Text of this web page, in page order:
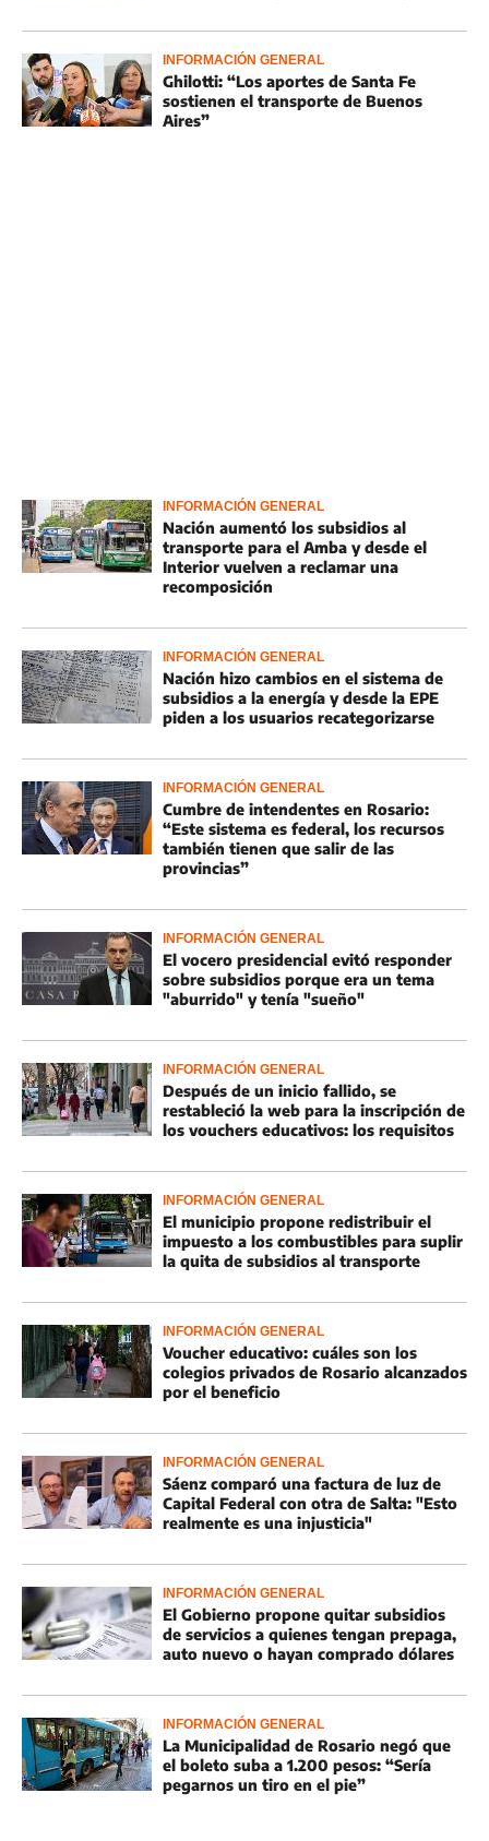
INFORMACIÓN GENERAL
Ghilotti: “Los aportes de Santa Fe
sostienen el transporte de Buenos
Aires”
INFORMACIÓN GENERAL
Nación aumentó los subsidios al
transporte para el Amba y desde el
Interior vuelven a reclamar una
recomposición
INFORMACIÓN GENERAL
Nación hizo cambios en el sistema de
subsidios a la energía y desde la EPE
piden a los usuarios recategorizarse
INFORMACIÓN GENERAL
Cumbre de intendentes en Rosario:
“Este sistema es federal, los recursos
también tienen que salir de las
provincias”
INFORMACIÓN GENERAL
El vocero presidencial evitó responder
sobre subsidios porque era un tema
"aburrido" y tenía "sueño"
INFORMACIÓN GENERAL
Después de un inicio fallido, se
restableció la web para la inscripción de
los vouchers educativos: los requisitos
INFORMACIÓN GENERAL
El municipio propone redistribuir el
impuesto a los combustibles para suplir
la quita de subsidios al transporte
INFORMACIÓN GENERAL
Voucher educativo: cuáles son los
colegios privados de Rosario alcanzados
por el beneficio
INFORMACIÓN GENERAL
Sáenz comparó una factura de luz de
Capital Federal con otra de Salta: "Esto
realmente es una injusticia"
INFORMACIÓN GENERAL
El Gobierno propone quitar subsidios
de servicios a quienes tengan prepaga,
auto nuevo o hayan comprado dólares
INFORMACIÓN GENERAL
La Municipalidad de Rosario negó que
el boleto suba a 1.200 pesos: “Sería
pegarnos un tiro en el pie”